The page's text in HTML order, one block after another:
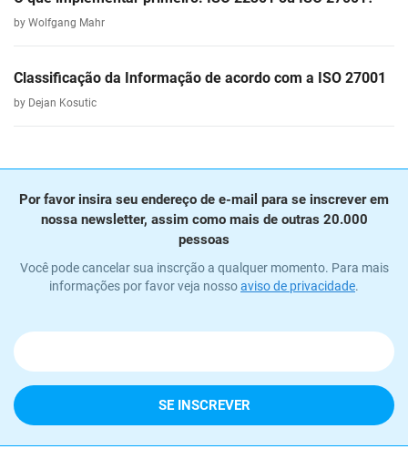
by Wolfgang Mahr
Classificação da Informação de acordo com a ISO 27001
by Dejan Kosutic
Por favor insira seu endereço de e-mail para se inscrever em
nossa newsletter, assim como mais de outras 20.000
pessoas
Você pode cancelar sua inscrção a qualquer momento. Para mais
informações por favor veja nossoaviso de privacidade.